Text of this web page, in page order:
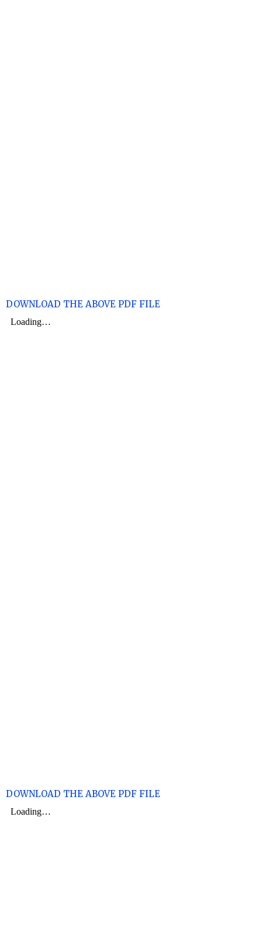
DOWNLOAD THE ABOVE PDF FILE
DOWNLOAD THE ABOVE PDF FILE